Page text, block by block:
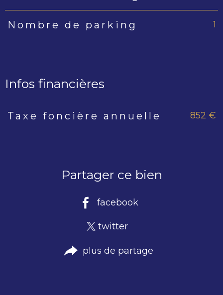
Nombre de parking 1
Infos financières
Caractéristiques Valeurs
Taxe foncière annuelle 852 €
Partager ce bien
facebook
twitter
plus de partage